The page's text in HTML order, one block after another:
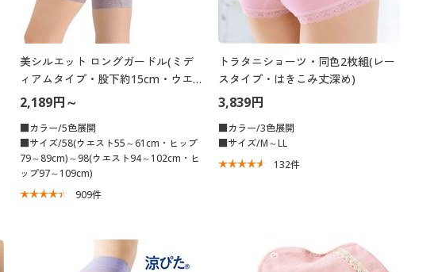
美シルエット ロングガードル(ミデ
ィアムタイプ・股下約15cm・ウエ
ストゴム身生地くるみ仕様)
2,189円～
■カラー/5色展開
■サイズ/58(ウエスト55～61cm・ヒップ
79～89cm)～98(ウエスト94～102cm・ヒ
ップ97～109cm)
909件
トラタニショーツ・同色2枚組(レー
スタイプ・はきこみ丈深め)
3,839円
■カラー/3色展開
■サイズ/M～LL
132件